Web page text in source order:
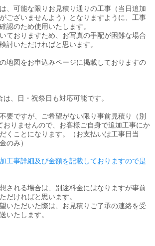
、可能な限りお見積り通りの工事（当日追加
ございませんよう）となりますように、工事
認のため使用いたします。
ておりますため、お写真の手配が困難な場合
討いただければと思います。
地図をお申込みページに掲載しておりますの
、日・祝祭日も対応可能です。
要ですが、ご希望がない限り事前見積り（別
おりませんので、お客様ご自身で追加工事にか
くことになります。（お支払いは工事日当
のみ）
工事詳細及び金額を記載しておりますので是
される場合は、別途料金にはなりますが事前
だければと思います。
いただいた際は、お見積りご了承の連絡を受
いたします。